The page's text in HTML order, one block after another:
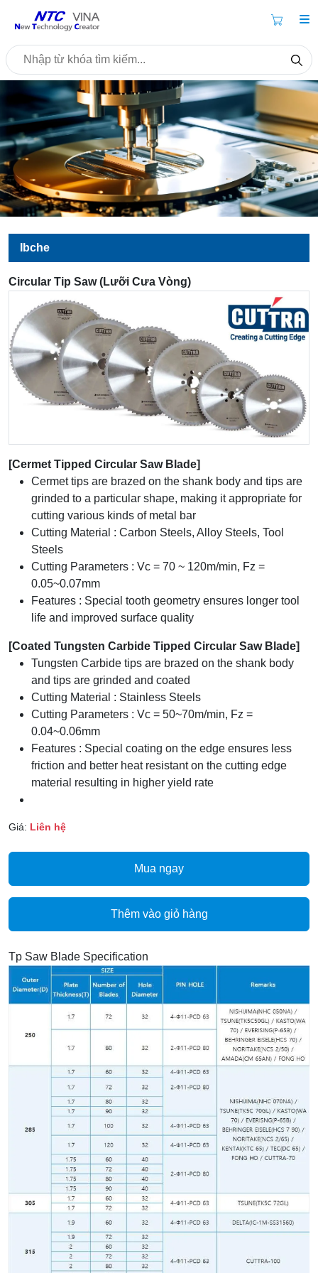
Ibche
Circular Tip Saw (Lưỡi Cưa Vòng)
[Cermet Tipped Circular Saw Blade]
Cermet tips are brazed on the shank body and tips are
grinded to a particular shape, making it appropriate for
cutting various kinds of metal bar
Cutting Material : Carbon Steels, Alloy Steels, Tool
Steels
Cutting Parameters : Vc = 70 ~ 120m/min, Fz =
0.05~0.07mm
Features : Special tooth geometry ensures longer tool
life and improved surface quality
[Coated Tungsten Carbide Tipped Circular Saw Blade]
Tungsten Carbide tips are brazed on the shank body
and tips are grinded and coated
Cutting Material : Stainless Steels
Cutting Parameters : Vc = 50~70m/min, Fz =
0.04~0.06mm
Features : Special coating on the edge ensures less
friction and better heat resistant on the cutting edge
material resulting in higher yield rate
Giá: Liên hệ
Mua ngay
Thêm vào giỏ hàng
Tp Saw Blade Specification